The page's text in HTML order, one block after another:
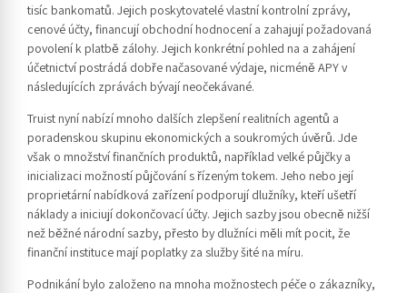
tisíc bankomatů. Jejich poskytovatelé vlastní kontrolní zprávy,
cenové účty, financují obchodní hodnocení a zahajují požadovaná
povolení k platbě zálohy. Jejich konkrétní pohled na a zahájení
účetnictví postrádá dobře načasované výdaje, nicméně APY v
následujících zprávách bývají neočekávané.
Truist nyní nabízí mnoho dalších zlepšení realitních agentů a
poradenskou skupinu ekonomických a soukromých úvěrů. Jde
však o množství finančních produktů, například velké půjčky a
inicializaci možností půjčování s řízeným tokem. Jeho nebo její
proprietární nabídková zařízení podporují dlužníky, kteří ušetří
náklady a iniciují dokončovací účty. Jejich sazby jsou obecně nižší
než běžné národní sazby, přesto by dlužníci měli mít pocit, že
finanční instituce mají poplatky za služby šité na míru.
Podnikání bylo založeno na mnoha možnostech péče o zákazníky,